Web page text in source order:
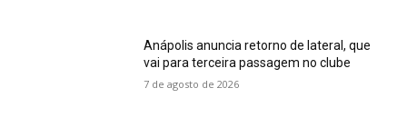
Anápolis anuncia retorno de lateral, que
vai para terceira passagem no clube
7 de agosto de 2026